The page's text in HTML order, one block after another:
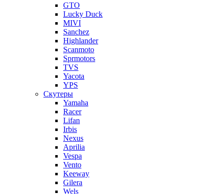
GTO
Lucky Duck
MIVI
Sanchez
Highlander
Scanmoto
Sprmotors
TVS
Yacota
YPS
Скутеры
Yamaha
Racer
Lifan
Irbis
Nexus
Aprilia
Vespa
Vento
Keeway
Gilera
Wels